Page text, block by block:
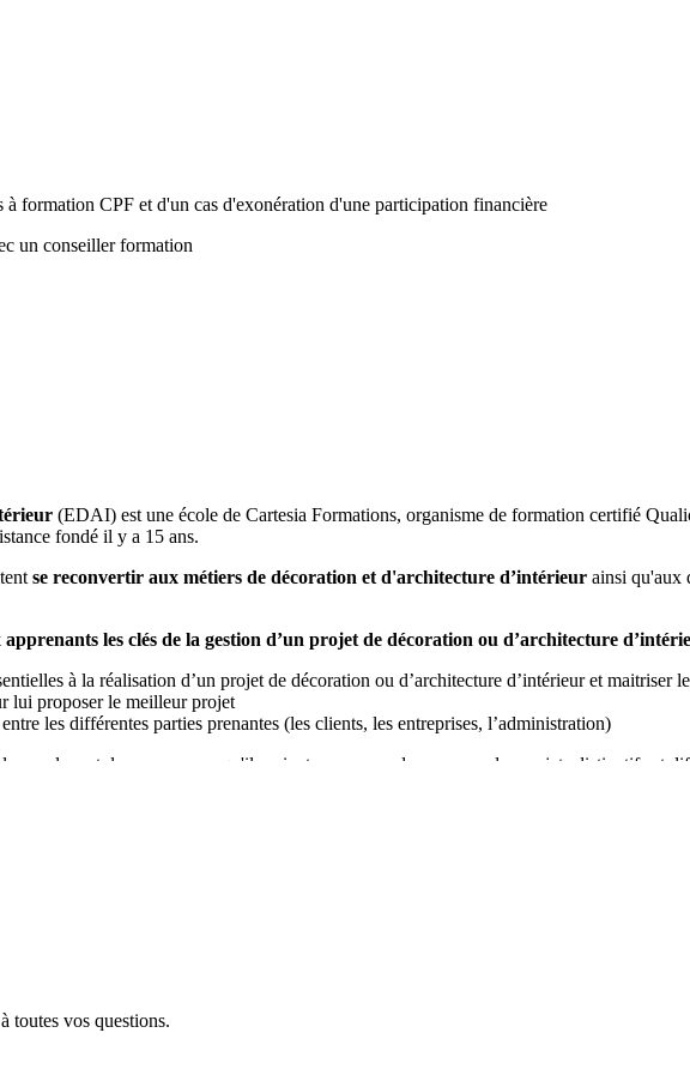
formation CPF et d'un cas d'exonération d'une participation financière
un conseiller formation
(EDAI) est une école de Cartesia Formations, organisme de formation certifié
fondé il y a 15 ans.
se reconvertir aux métiers de décoration et d'architecture d’intérieur ainsi qu'aux
les clés de la gestion d’un projet de décoration ou d’architecture
à la réalisation d’un projet de décoration ou d’architecture d’intérieur et maitriser
lui proposer le meilleur projet
les différentes parties prenantes (les clients, les entreprises, l’administration)
leur style propre pour qu'ils soient en mesure de proposer des projets distinctifs et
vidéos enregistrées de qualité
toutes vos questions.